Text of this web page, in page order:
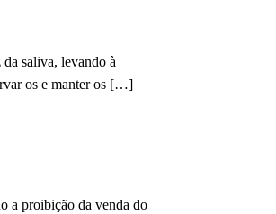
da saliva, levando à
os e manter os […]
a proibição da venda do